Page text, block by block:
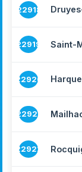
22918
22919 Saint-
22920
22921
22922